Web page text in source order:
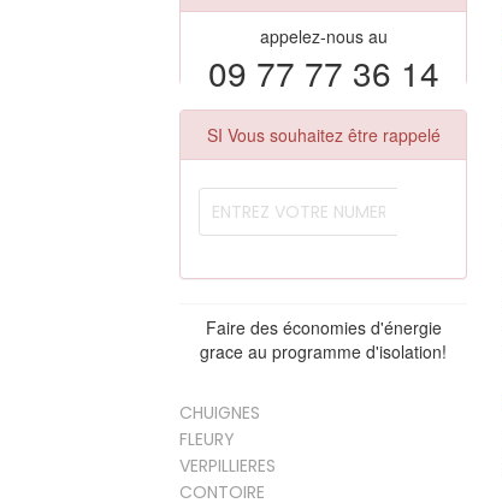
appelez-nous au
09 77 77 36 14
SI Vous souhaitez être rappelé
Faire des économies d'énergie
grace au programme d'isolation!
CHUIGNES
FLEURY
VERPILLIERES
CONTOIRE